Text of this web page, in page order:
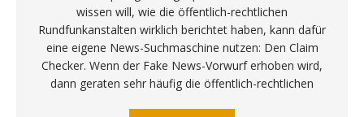
wissen will, wie die öffentlich-rechtlichen
Rundfunkanstalten wirklich berichtet haben, kann dafür
eine eigene News-Suchmaschine nutzen: Den Claim
Checker. Wenn der Fake News-Vorwurf erhoben wird,
dann geraten sehr häufig die öffentlich-rechtlichen